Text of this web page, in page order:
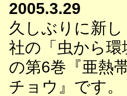
2005.3.29
久しぶりに新
社の「虫から
の第6巻『亜熱
チョウ』です。